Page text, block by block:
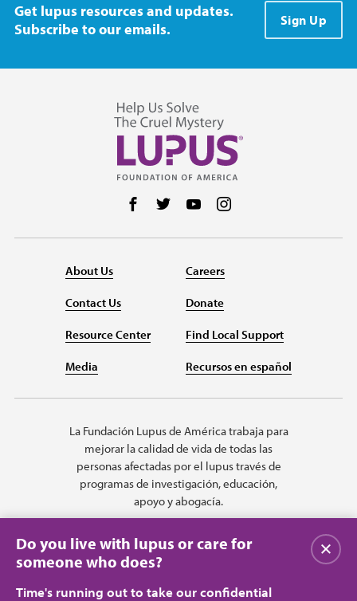
Get lupus resources and updates.
Subscribe to our emails.
Sign Up
Follow us on Facebook
Follow us on Twitter
Follow us on YouTube
About Us
Contact Us
Resource Center
Media
Careers
Donate
Find Local Support
Recursos en español
La Fundación Lupus de América trabaja para
mejorar la calidad de vida de todas las
personas afectadas por el lupus través de
programas de investigación, educación,
apoyo y abogacía.
Do you live with lupus or care for
someone who does?
Time's running out to take our confidential
Cerrar